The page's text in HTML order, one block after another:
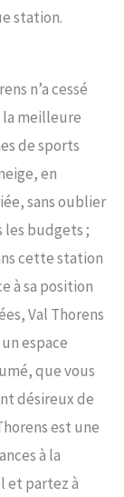
station.
n’a cessé
meilleure
de sports
en
sans oublier
les budgets ;
cette station
à sa position
Val Thorens
espace
que vous
désireux de
est une
à la
et partez à